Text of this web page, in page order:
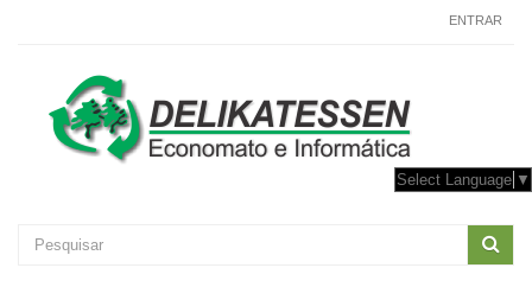
ENTRAR
Select Language ▼